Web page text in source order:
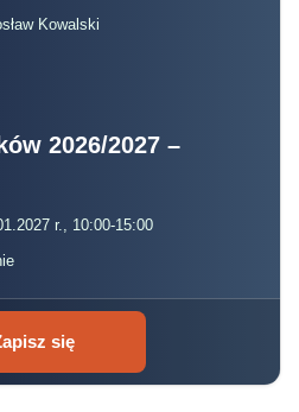
Kowalski
2026/2027 –
r., 10:00-15:00
się